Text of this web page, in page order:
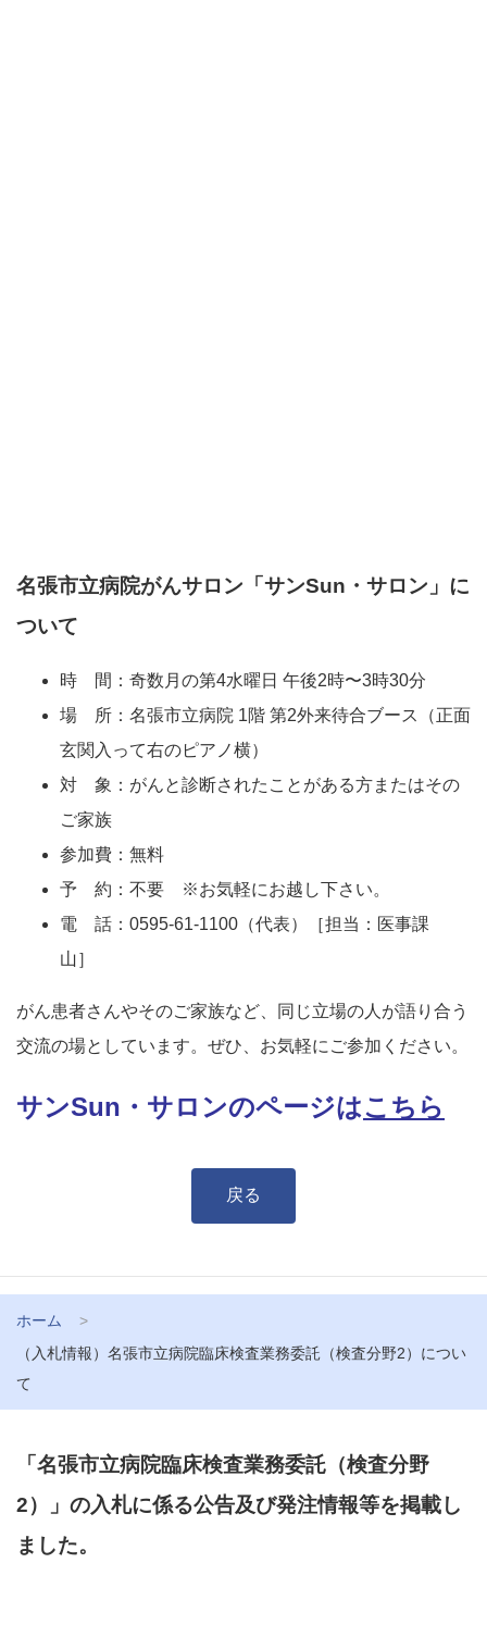
名張市立病院がんサロン「サンSun・サロン」に
ついて
時 間：奇数月の第4水曜日 午後2時〜3時30分
場 所：名張市立病院 1階 第2外来待合ブース（正面
玄関入って右のピアノ横）
対 象：がんと診断されたことがある方またはその
ご家族
参加費：無料
予 約：不要 ※お気軽にお越し下さい。
電 話：0595-61-1100（代表）［担当：医事課
山］
がん患者さんやそのご家族など、同じ立場の人が語り合う
交流の場としています。ぜひ、お気軽にご参加ください。
サンSun・サロンのページはこちら
戻る
ホーム
（入札情報）名張市立病院臨床検査業務委託（検査分野2）につい
て
「名張市立病院臨床検査業務委託（検査分野
2）」の入札に係る公告及び発注情報等を掲載し
ました。